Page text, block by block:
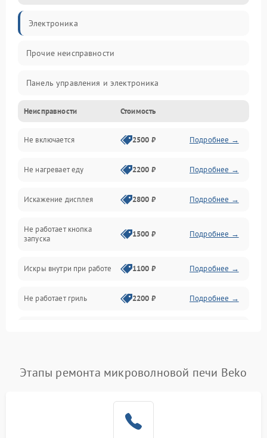
Электроника
Прочие неисправности
Панель управления и электроника
Дверца и корпус
Механика и внутренние элементы
Механические повреждения
Питание и запуск
Нагрев и приготовление
Программное обеспечение
Неисправности Стоимость
Не включается 2500 ₽ Подробнее →
Не нагревает еду 2200 ₽ Подробнее →
Искажение дисплея 2800 ₽ Подробнее →
Не работает кнопка
запуска
1500 ₽ Подробнее →
Искры внутри при работе 1100 ₽ Подробнее →
Не работает гриль 2200 ₽ Подробнее →
Появление запаха гари Подробнее →
2200 ₽
Этапы ремонта микроволновой печи Beko